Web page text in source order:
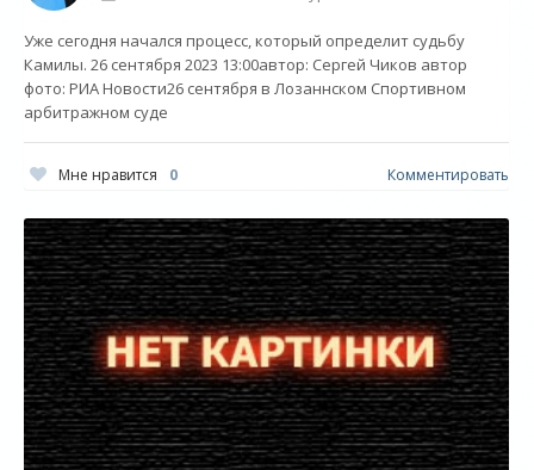
Уже сегодня начался процесс, который определит судьбу
Камилы. 26 сентября 2023 13:00автор: Сергей Чиков автор
фото: РИА Новости26 сентября в Лозаннском Спортивном
арбитражном суде
Мне нравится 0 Комментировать